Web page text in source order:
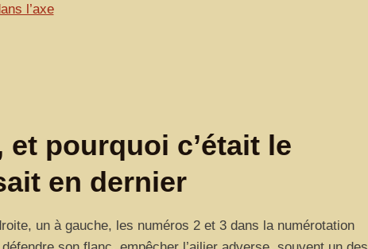
l’axe
et pourquoi c’était le
en dernier
un à gauche, les numéros 2 et 3 dans la numérotation